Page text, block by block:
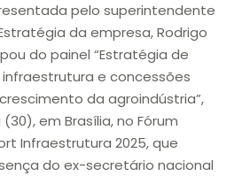
pelo superintendente
da empresa, Rodrigo
do painel “Estratégia de
e concessões
da agroindústria”,
em Brasília, no Fórum
Infraestrutura 2025, que
do ex-secretário nacional